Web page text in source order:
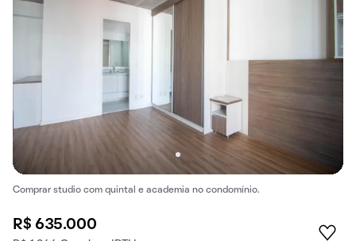
Comprar studio com quintal e academia no condomínio.
R$ 635.000